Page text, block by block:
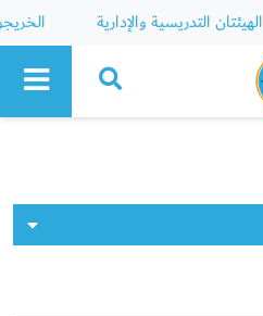
الهيئتان التدريسية والإدارية